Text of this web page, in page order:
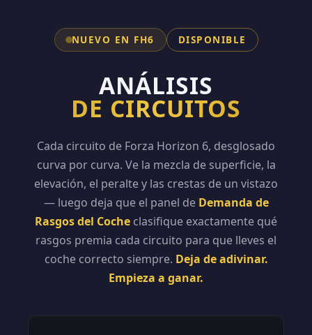
NUEVO EN FH6 DISPONIBLE
ANÁLISIS
DE CIRCUITOS
Cada circuito de Forza Horizon 6, desglosado
curva por curva. Ve la mezcla de superficie, la
elevación, el peralte y las crestas de un vistazo
— luego deja que el panel de Demanda de
Rasgos del Coche clasifique exactamente qué
rasgos premia cada circuito para que lleves el
coche correcto siempre. Deja de adivinar.
Empieza a ganar.